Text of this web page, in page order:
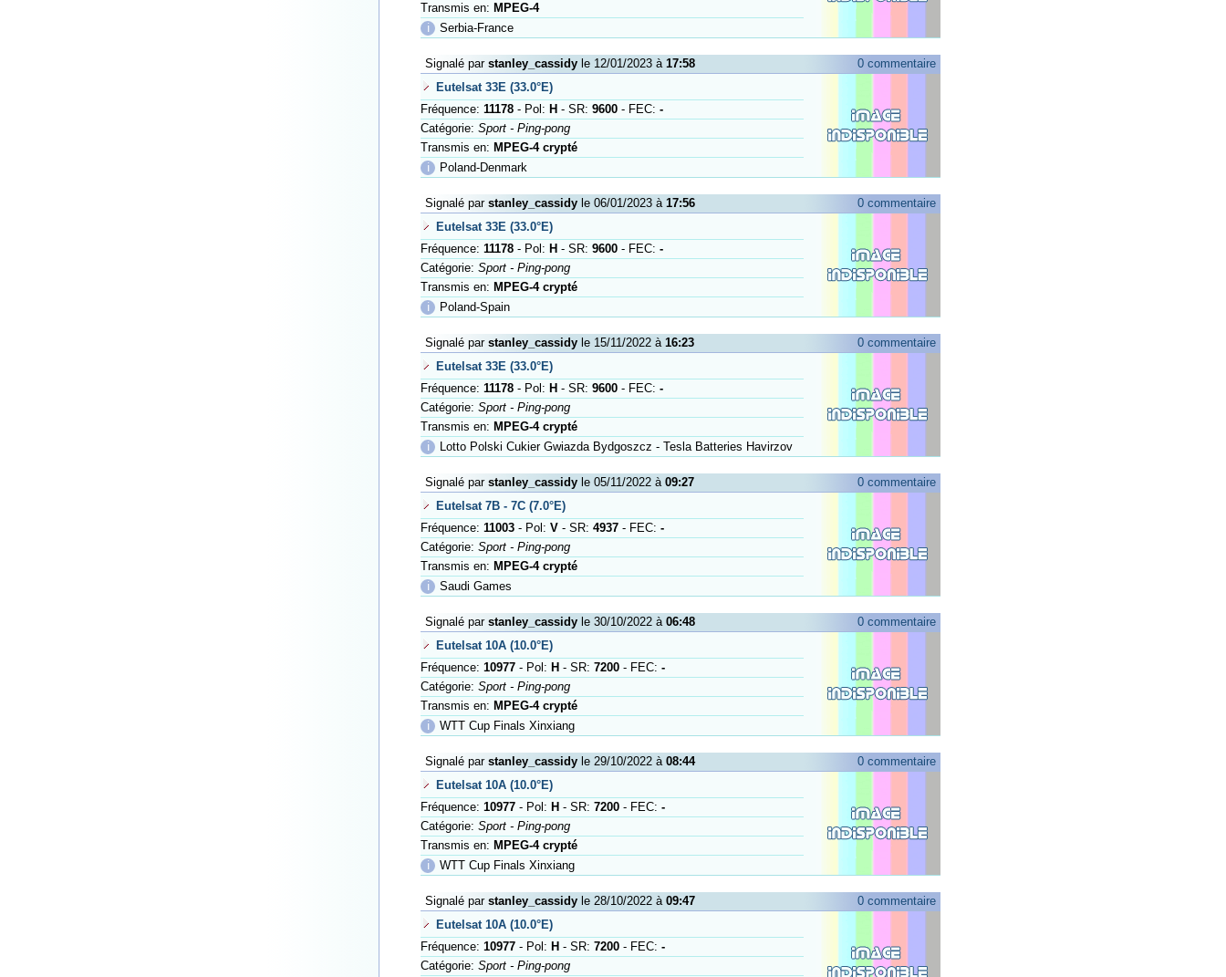
Transmis en: MPEG-4
ℹ
Serbia-France
Signalé par stanley_cassidy le 12/01/2023 à 17:58
0 commentaire
Eutelsat 33E (33.0°E)
Fréquence: 11178 - Pol: H - SR: 9600 - FEC: -
Catégorie: Sport - Ping-pong
Transmis en: MPEG-4 crypté
ℹ
Poland-Denmark
Signalé par stanley_cassidy le 06/01/2023 à 17:56
0 commentaire
Eutelsat 33E (33.0°E)
Fréquence: 11178 - Pol: H - SR: 9600 - FEC: -
Catégorie: Sport - Ping-pong
Transmis en: MPEG-4 crypté
ℹ
Poland-Spain
Signalé par stanley_cassidy le 15/11/2022 à 16:23
0 commentaire
Eutelsat 33E (33.0°E)
Fréquence: 11178 - Pol: H - SR: 9600 - FEC: -
Catégorie: Sport - Ping-pong
Transmis en: MPEG-4 crypté
ℹ
Lotto Polski Cukier Gwiazda Bydgoszcz - Tesla Batteries Havirzov
Signalé par stanley_cassidy le 05/11/2022 à 09:27
0 commentaire
Eutelsat 7B - 7C (7.0°E)
Fréquence: 11003 - Pol: V - SR: 4937 - FEC: -
Catégorie: Sport - Ping-pong
Transmis en: MPEG-4 crypté
ℹ
Saudi Games
Signalé par stanley_cassidy le 30/10/2022 à 06:48
0 commentaire
Eutelsat 10A (10.0°E)
Fréquence: 10977 - Pol: H - SR: 7200 - FEC: -
Catégorie: Sport - Ping-pong
Transmis en: MPEG-4 crypté
ℹ
WTT Cup Finals Xinxiang
Signalé par stanley_cassidy le 29/10/2022 à 08:44
0 commentaire
Eutelsat 10A (10.0°E)
Fréquence: 10977 - Pol: H - SR: 7200 - FEC: -
Catégorie: Sport - Ping-pong
Transmis en: MPEG-4 crypté
ℹ
WTT Cup Finals Xinxiang
Signalé par stanley_cassidy le 28/10/2022 à 09:47
0 commentaire
Eutelsat 10A (10.0°E)
Fréquence: 10977 - Pol: H - SR: 7200 - FEC: -
Catégorie: Sport - Ping-pong